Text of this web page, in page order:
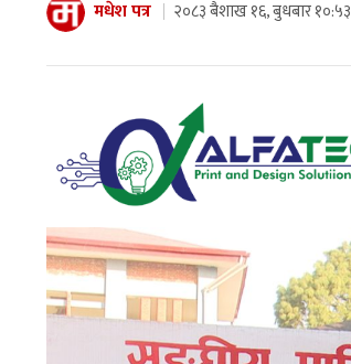
मधेश पत्र २०८३ बैशाख १६, बुधबार १०:५३